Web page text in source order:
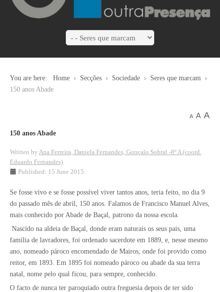
You are here: Home Secções Sociedade
Seres que marcam
150 anos Abade
A A A
150 anos Abade
Written by Ana Ferreira, Daniela Fernandes, Gonçalo Sobral -8º A (coord.
Eduardo Fernandes)
Published: 15 June 2015
Se fosse vivo e se fosse possível viver tantos anos, teria feito, no dia 9
do passado mês de abril, 150 anos. Falamos de Francisco Manuel Alves,
mais conhecido por Abade de Baçal, patrono da nossa escola.
Nascido na aldeia de Baçal, donde eram naturais os seus pais, uma
família de lavradores, foi ordenado sacerdote em 1889, e, nesse mesmo
ano, nomeado pároco encomendado de Mairos, onde foi provido como
reitor, em 1893. Em 1895 foi nomeado pároco ou abade da sua terra
natal, nome pelo qual ficou, para sempre, conhecido.
O facto de nunca ter paroquiado outra freguesia depois de ter sido